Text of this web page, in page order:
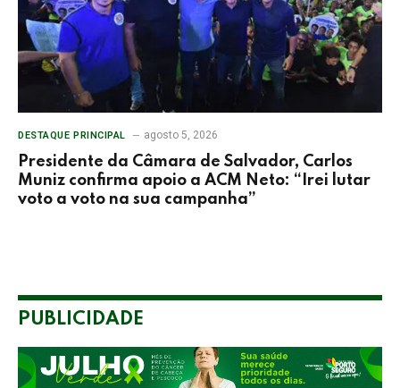
DESTAQUE PRINCIPAL agosto 5, 2026
Presidente da Câmara de Salvador, Carlos
Muniz confirma apoio a ACM Neto: “Irei lutar
voto a voto na sua campanha”
PUBLICIDADE